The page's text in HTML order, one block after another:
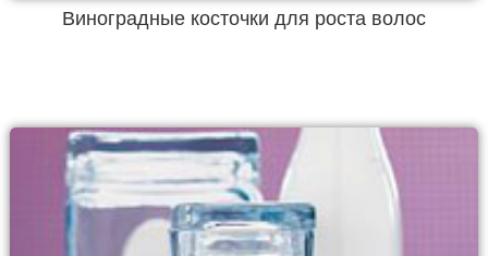
Виноградные косточки для роста волос